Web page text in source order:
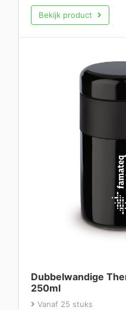
Bekijk product
Dubbelwandige
250ml
Vanaf 25 stuks